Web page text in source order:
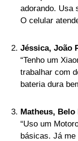
adorando. Usa
O celular
Jéssica, João
“Tenho um
trabalhar com
bateria dura
Matheus,
“Uso um
básicas. Já me